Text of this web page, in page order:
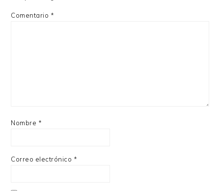
Comentario *
Nombre *
Correo electrónico *